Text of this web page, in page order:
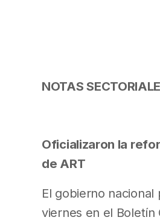
NOTAS
Oficializaron la
de ART
El gobierno nacional
viernes en el Boletín